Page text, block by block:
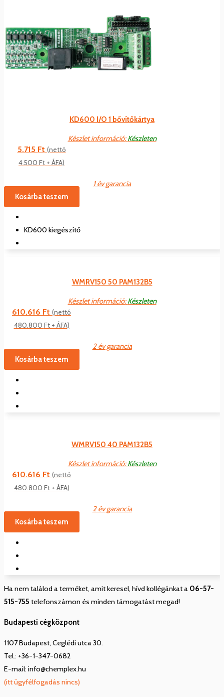
KD600 I/O 1 bővítőkártya
Készlet információ: Készleten
5.715 Ft (nettó
4.500 Ft + ÁFA)
1 év garancia
Kosárba teszem
KD600 kiegészítő
WMRV150 50 PAM132B5
Készlet információ: Készleten
610.616 Ft (nettó
480.800 Ft+ ÁFA)
2 év garancia
Kosárba teszem
WMRV150 40 PAM132B5
Készlet információ: Készleten
610.616 Ft (nettó
480.800 Ft+ ÁFA)
2 év garancia
Kosárba teszem
Ha nem találod a terméket, amit keresel, hívd kollégánkat a 06-57-
515-755 telefonszámon és minden támogatást megad!
Budapesti cégközpont
1107 Budapest, Ceglédi utca 30.
Tel.: +36-1-347-0682
E-mail: info@chemplex.hu
(itt ügyfélfogadás nincs)